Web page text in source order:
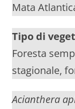
Mata
Tipo di
Foresta
stagionale,
Acianthera